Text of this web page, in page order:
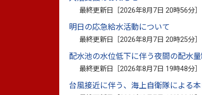
最終更新日［2026年8月7日 20時56分
明日の応急給水活動について
最終更新日［2026年8月7日 20時25分
配水池の水位低下に伴う夜間の配水
最終更新日［2026年8月7日 19時48分
台風接近に伴う、海上自衛隊による
最終更新日：2023年4月17日 印刷
都心部からの事業所移転
主様へ